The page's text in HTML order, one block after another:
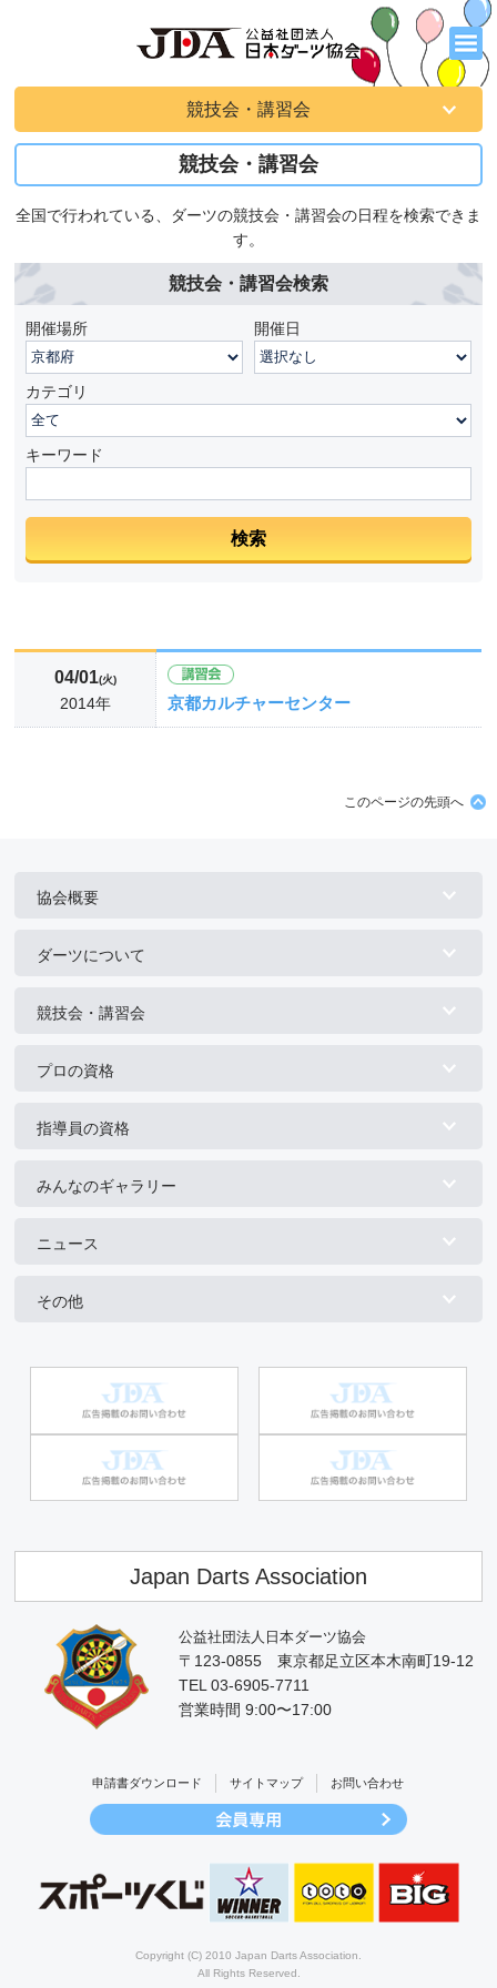
競技会・講習会
競技会・講習会
全国で行われている、ダーツの競技会・講習会の日程を検索できま
す。
競技会・講習会検索
開催場所 開催日
カテゴリ
キーワード
04/01(火)
2014年 京都カルチャーセンター
このページの先頭へ
協会概要
ダーツについて
競技会・講習会
プロの資格
指導員の資格
みんなのギャラリー
ニュース
その他
Japan Darts Association
公益社団法人日本ダーツ協会
〒123-0855 東京都足立区本木南町19-12
TEL 03-6905-7711
営業時間 9:00〜17:00
申請書ダウンロード サイトマップ お問い合わせ
Copyright (C) 2010 Japan Darts Association.
All Rights Reserved.